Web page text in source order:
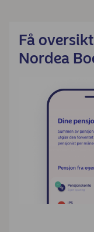
Få
Nordea